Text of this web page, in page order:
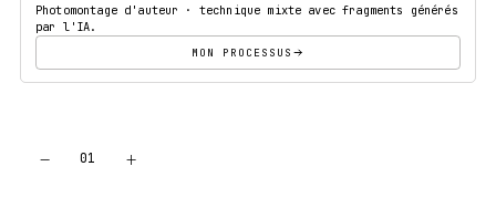
Photomontage d'auteur · technique mixte avec fragments générés
par l'IA.
MON PROCESSUS
− 01 +